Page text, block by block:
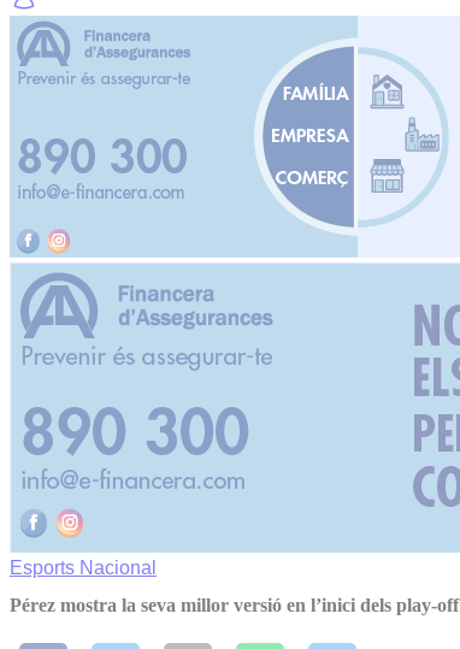
Esports Nacional
Pérez mostra la seva millor versió en l’inici dels play-off